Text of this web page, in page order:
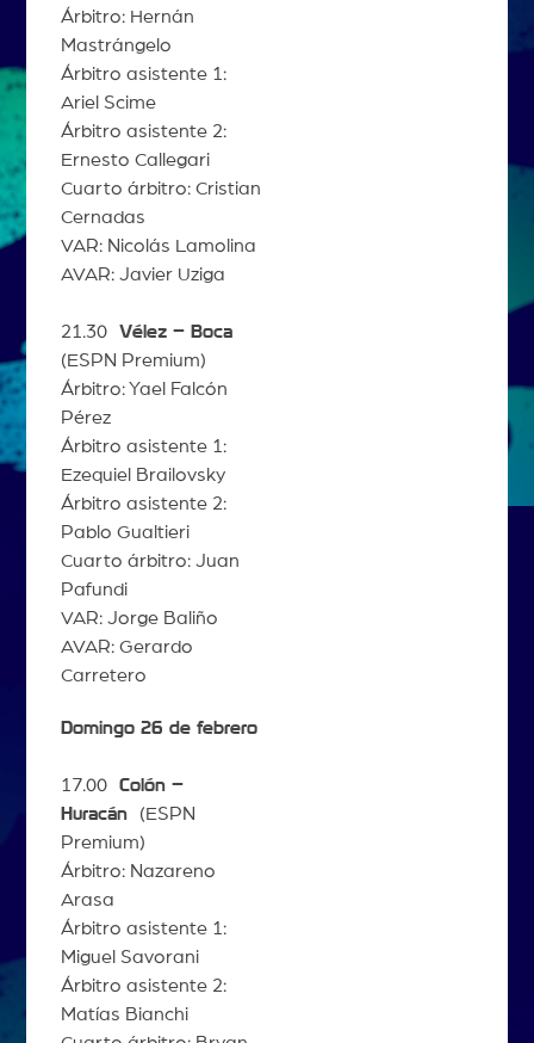
Árbitro: Hernán
Mastrángelo
Árbitro asistente 1:
Ariel Scime
Árbitro asistente 2:
Ernesto Callegari
Cuarto árbitro: Cristian
Cernadas
VAR: Nicolás Lamolina
AVAR: Javier Uziga
21.30 Vélez – Boca
(ESPN Premium)
Árbitro: Yael Falcón
Pérez
Árbitro asistente 1:
Ezequiel Brailovsky
Árbitro asistente 2:
Pablo Gualtieri
Cuarto árbitro: Juan
Pafundi
VAR: Jorge Baliño
AVAR: Gerardo
Carretero
Domingo 26 de febrero
17.00 Colón –
Huracán(ESPN
Premium)
Árbitro: Nazareno
Arasa
Árbitro asistente 1:
Miguel Savorani
Árbitro asistente 2:
Matías Bianchi